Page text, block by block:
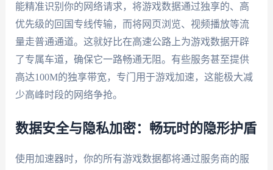
能精准识别你的网络请求，将游戏数据通过独享的、高
优先级的回国专线传输，而将网页浏览、视频播放等流
量走普通通道。这就好比在高速公路上为游戏数据开辟
了专属车道，确保它一路畅通无阻。有些服务甚至提供
高达100M的独享带宽，专门用于游戏加速，这能极大减
少高峰时段的网络争抢。
数据安全与隐私加密：畅玩时的隐形护盾
使用加速器时，你的所有游戏数据都将通过服务商的服